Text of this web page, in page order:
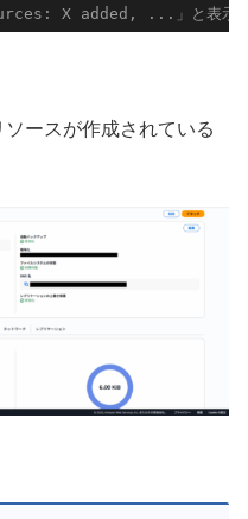
X added, ...」と表示され
ースが作成されている